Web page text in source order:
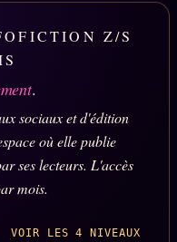
Z/S
.
sociaux et d'édition
où elle publie
ses lecteurs. L'accès
mois.
VOIR LES 4 NIVEAUX